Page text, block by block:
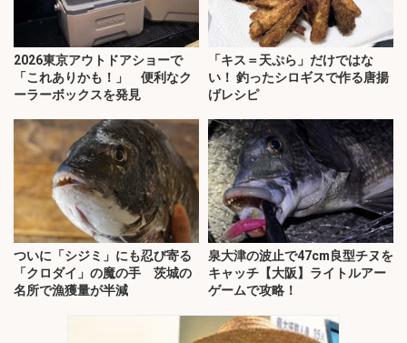
2026東京アウトドアショーで
「これありかも！」 便利なク
ーラーボックスを発見
「キス＝天ぷら」だけではな
い！ 釣ったシロギスで作る唐揚
げレシピ
ついに「シジミ」にも忍び寄る
「クロダイ」の魔の手 茨城の
名所で漁獲量が半減
泉大津の波止で47cm良型チヌを
キャッチ【大阪】ライトルアー
ゲームで攻略！